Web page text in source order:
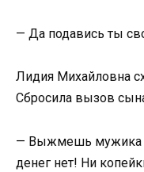
— Да подавись ты
Лидия Михайловна
Сбросила вызов
— Выжмешь мужика
денег нет! Ни